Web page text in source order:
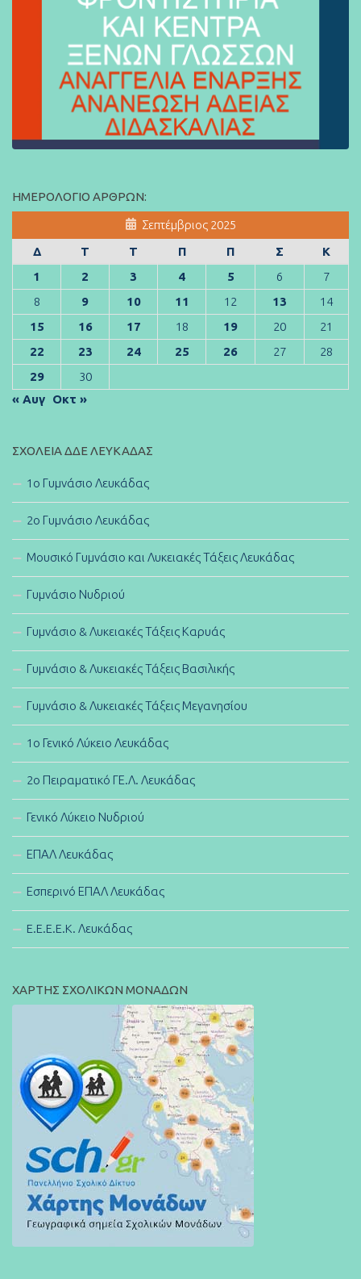
ΗΜΕΡΟΛΌΓΙΟ ΆΡΘΡΩΝ:
Σεπτέμβριος 2025
Δ
Τ Τ Π Π Σ
Κ
1
2 3 4 5 6
7
8
9 10 11 12 13
14
15
16 17 18 19 20
21
22
23 24 25 26 27
28
29
30
« Αυγ Οκτ »
ΣΧΟΛΕΊΑ ΔΔΕ ΛΕΥΚΆΔΑΣ
1ο Γυμνάσιο Λευκάδας
2ο Γυμνάσιο Λευκάδας
Μουσικό Γυμνάσιο και Λυκειακές Τάξεις Λευκάδας
Γυμνάσιο Νυδριού
Γυμνάσιο & Λυκειακές Τάξεις Καρυάς
Γυμνάσιο & Λυκειακές Τάξεις Βασιλικής
Γυμνάσιο & Λυκειακές Τάξεις Μεγανησίου
1ο Γενικό Λύκειο Λευκάδας
2ο Πειραματικό ΓΕ.Λ. Λευκάδας
Γενικό Λύκειο Νυδριού
ΕΠΑΛ Λευκάδας
Εσπερινό ΕΠΑΛ Λευκάδας
E.E.E.E.K. Λευκάδας
ΧΑΡΤΗΣ ΣΧΟΛΙΚΩΝ ΜΟΝΑΔΩΝ